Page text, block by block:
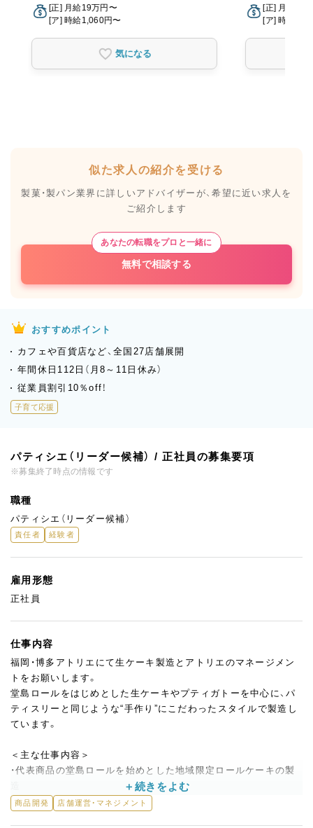
[正] 月給19万円〜
[ア] 時給1,060円〜
気になる
[正] 月給19
[ア] 時給
似た求人の紹介を受ける
製菓・製パン業界に詳しいアドバイザーが、希望に近い求人を
ご紹介します
あなたの転職をプロと一緒に
無料で相談する
おすすめポイント
カフェや百貨店など、全国27店舗展開
年間休日112日（月8～11日休み）
従業員割引10％off！
子育て応援
パティシエ（リーダー候補） / 正社員の募集要項
※募集終了時点の情報です
職種
パティシエ（リーダー候補）
責任者 経験者
雇用形態
正社員
仕事内容
福岡・博多アトリエにて生ケーキ製造とアトリエのマネージメン
トをお願いします。
堂島ロールをはじめとした生ケーキやプティガトーを中心に、パ
ティスリーと同じような“手作り”にこだわったスタイルで製造し
ています。
＜主な仕事内容＞
・代表商品の堂島ロールを始めとした地域限定ロールケーキの製
・プティガトーやお誕生日ケーキの製造
商品開発 店舗運営・マネジメント